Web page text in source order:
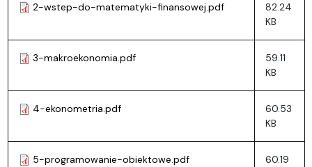
2-wstep-do-matematyki-finansowej.pdf
82.24
KB
3-makroekonomia.pdf
59.11
KB
4-ekonometria.pdf
60.53
KB
5-programowanie-obiektowe.pdf
60.19